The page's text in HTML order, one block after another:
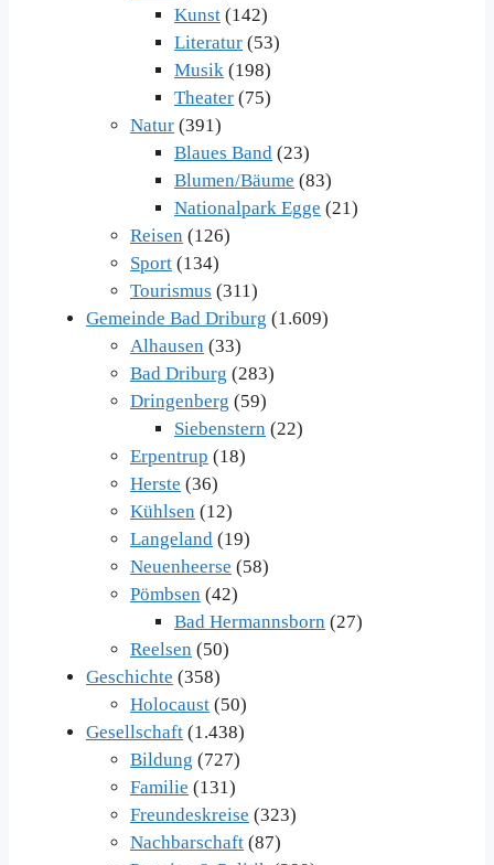
Kunst (142)
Literatur (53)
Musik (198)
Theater (75)
Natur (391)
Blaues Band (23)
Blumen/Bäume (83)
Nationalpark Egge (21)
Reisen (126)
Sport (134)
Tourismus (311)
Gemeinde Bad Driburg (1.609)
Alhausen (33)
Bad Driburg (283)
Dringenberg (59)
Siebenstern (22)
Erpentrup (18)
Herste (36)
Kühlsen (12)
Langeland (19)
Neuenheerse (58)
Pömbsen (42)
Bad Hermannsborn (27)
Reelsen (50)
Geschichte (358)
Holocaust (50)
Gesellschaft (1.438)
Bildung (727)
Familie (131)
Freundeskreise (323)
Nachbarschaft (87)